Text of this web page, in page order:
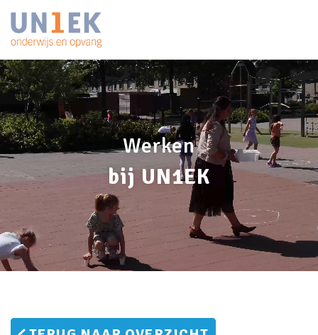
Werken
bij UN1EK